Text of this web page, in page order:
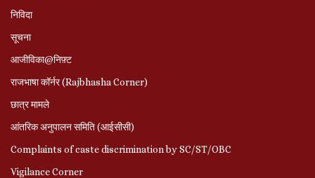
निविदा
सूचना
आजीविका@निफ़्ट
राजभाषा कॉर्नर (Rajbhasha Corner)
छात्र मामले
आंतरिक अनुपालन समिति (आईसीसी)
Complaints of caste discrimination by SC/ST/OBC
Vigilance Corner